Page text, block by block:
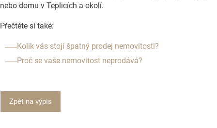
nebo domu v Teplicích a okolí.
Přečtěte si také:
Kolik vás stojí špatný prodej nemovitosti?
Proč se vaše nemovitost neprodává?
Zpět na výpis